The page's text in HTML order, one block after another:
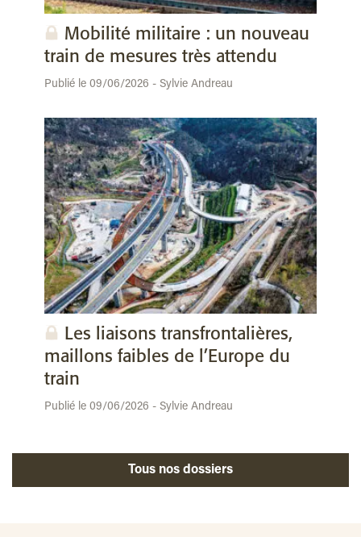
Mobilité militaire : un nouveau
train de mesures très attendu
Publié le 09/06/2026 - Sylvie Andreau
Les liaisons transfrontalières,
maillons faibles de l’Europe du
train
Publié le 09/06/2026 - Sylvie Andreau
Tous nos dossiers